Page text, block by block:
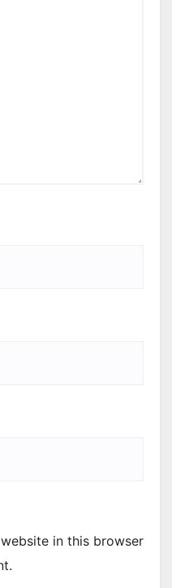
in this browser